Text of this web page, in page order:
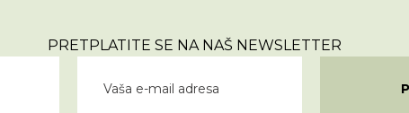
PRETPLATITE SE NA NAŠ NEWSLETTER